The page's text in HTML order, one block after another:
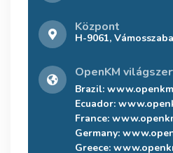
Központ
H-9061,
OpenKM
Brazil:
Ecuador:
France:
Germany:
Greece: